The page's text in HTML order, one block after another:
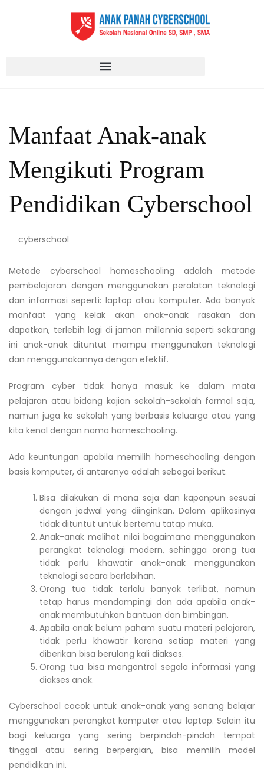
Manfaat Anak-anak
Mengikuti Program
Pendidikan Cyberschool
Metode cyberschool homeschooling adalah metode
pembelajaran dengan menggunakan peralatan teknologi
dan informasi seperti: laptop atau komputer. Ada banyak
manfaat yang kelak akan anak-anak rasakan dan
dapatkan, terlebih lagi di jaman millennia seperti sekarang
ini anak-anak dituntut mampu menggunakan teknologi
dan menggunakannya dengan efektif.
Program cyber tidak hanya masuk ke dalam mata
pelajaran atau bidang kajian sekolah-sekolah formal saja,
namun juga ke sekolah yang berbasis keluarga atau yang
kita kenal dengan nama homeschooling.
Ada keuntungan apabila memilih homeschooling dengan
basis komputer, di antaranya adalah sebagai berikut.
Bisa dilakukan di mana saja dan kapanpun sesuai
dengan jadwal yang diinginkan. Dalam aplikasinya
tidak dituntut untuk bertemu tatap muka.
Anak-anak melihat nilai bagaimana menggunakan
perangkat teknologi modern, sehingga orang tua
tidak perlu khawatir anak-anak menggunakan
teknologi secara berlebihan.
Orang tua tidak terlalu banyak terlibat, namun
tetap harus mendampingi dan ada apabila anak-
anak membutuhkan bantuan dan bimbingan.
Apabila anak belum paham suatu materi pelajaran,
tidak perlu khawatir karena setiap materi yang
diberikan bisa berulang kali diakses.
Orang tua bisa mengontrol segala informasi yang
diakses anak.
Cyberschool cocok untuk anak-anak yang senang belajar
menggunakan perangkat komputer atau laptop. Selain itu
bagi keluarga yang sering berpindah-pindah tempat
tinggal atau sering berpergian, bisa memilih model
pendidikan ini.